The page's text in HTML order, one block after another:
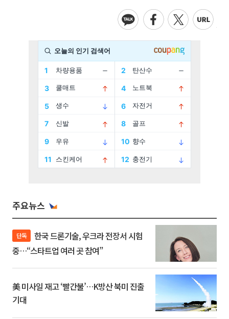
주요뉴스
단독
중…“스타트업 여러 곳 참여”
美 미사일 재고 ‘빨간불’…K방산 북미 진출
기대